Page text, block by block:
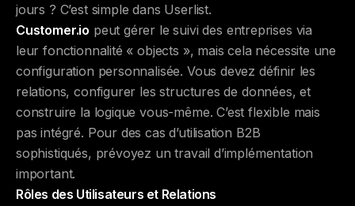
jours ? C’est simple dans Userlist.
Customer.io peut gérer le suivi des entreprises via
leur fonctionnalité « objects », mais cela nécessite une
configuration personnalisée. Vous devez définir les
relations, configurer les structures de données, et
construire la logique vous-même. C’est flexible mais
pas intégré. Pour des cas d’utilisation B2B
sophistiqués, prévoyez un travail d’implémentation
important.
Rôles des Utilisateurs et Relations